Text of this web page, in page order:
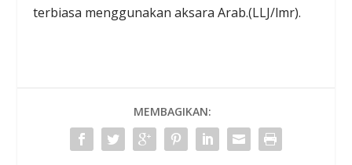
terbiasa menggunakan aksara Arab.(LLJ/lmr).
MEMBAGIKAN: